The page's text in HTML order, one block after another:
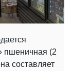
пшеничная (2
составляет